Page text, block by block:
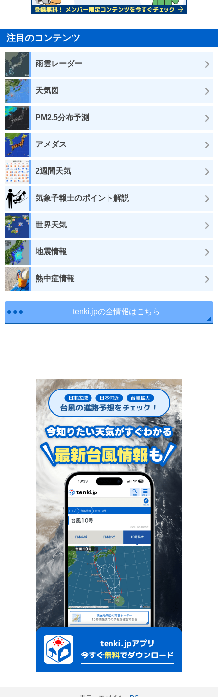
注目のコンテンツ
雨雲レーダー
天気図
PM2.5分布予測
アメダス
2週間天気
気象予報士のポイント解説
世界天気
地震情報
熱中症情報
tenki.jpの全情報はこちら